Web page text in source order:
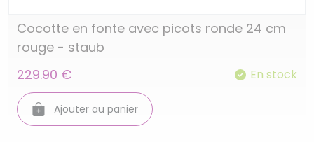
Cocotte en fonte avec picots ronde 24 cm
rouge - staub
229.90 €
En stock
Ajouter au panier